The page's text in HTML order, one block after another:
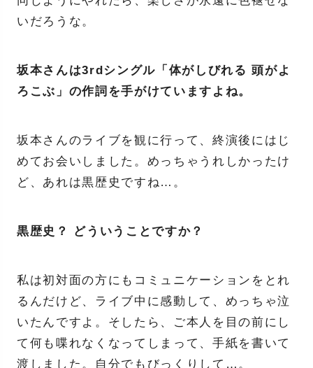
いだろうな。
坂本さんは3rdシングル「体がしびれる 頭がよ
ろこぶ」の作詞を手がけていますよね。
坂本さんのライブを観に行って、終演後にはじ
めてお会いしました。めっちゃうれしかったけ
ど、あれは黒歴史ですね…。
黒歴史？ どういうことですか？
私は初対面の方にもコミュニケーションをとれ
るんだけど、ライブ中に感動して、めっちゃ泣
いたんですよ。そしたら、ご本人を目の前にし
て何も喋れなくなってしまって、手紙を書いて
渡しました。自分でもびっくりして…。